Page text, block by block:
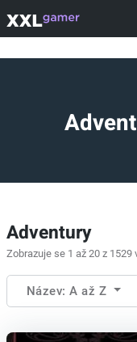
Adventury
Zobrazuje se 1 až 20 z 1529
Název: A až Z